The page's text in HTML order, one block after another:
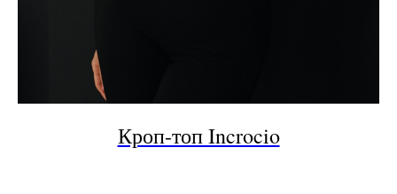
Кроп-топ Incrocio